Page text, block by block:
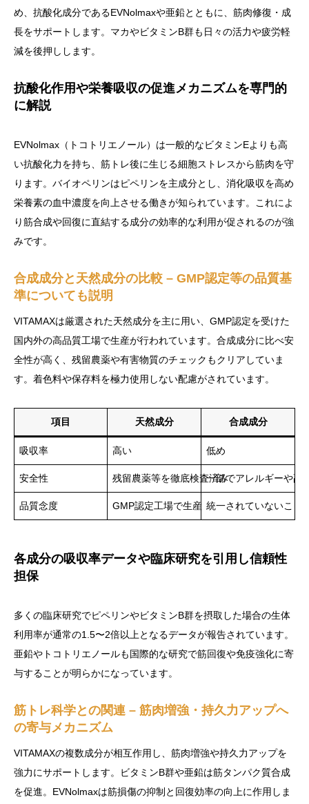
め、抗酸化成分であるEVNolmaxや亜鉛とともに、筋肉修復・成
長をサポートします。マカやビタミンB群も日々の活力や疲労軽
減を後押しします。
抗酸化作用や栄養吸収の促進メカニズムを専門的
に解説
EVNolmax（トコトリエノール）は一般的なビタミンEよりも高
い抗酸化力を持ち、筋トレ後に生じる細胞ストレスから筋肉を守
ります。バイオペリンはピペリンを主成分とし、消化吸収を高め
栄養素の血中濃度を向上させる働きが知られています。これによ
り筋合成や回復に直結する成分の効率的な利用が促されるのが強
みです。
合成成分と天然成分の比較 – GMP認定等の品質基
準についても説明
VITAMAXは厳選された天然成分を主に用い、GMP認定を受けた
国内外の高品質工場で生産が行われています。合成成分に比べ安
全性が高く、残留農薬や有害物質のチェックもクリアしていま
す。着色料や保存料を極力使用しない配慮がされています。
項目 天然成分 合成成分
吸収率 高い 低め
安全性 残留農薬等を徹底検査済み一部でアレルギーや副
品質念度 GMP認定工場で生産 統一されていないこと
各成分の吸収率データや臨床研究を引用し信頼性
担保
多くの臨床研究でピペリンやビタミンB群を摂取した場合の生体
利用率が通常の1.5〜2倍以上となるデータが報告されています。
亜鉛やトコトリエノールも国際的な研究で筋回復や免疫強化に寄
与することが明らかになっています。
筋トレ科学との関連 – 筋肉増強・持久力アップへ
の寄与メカニズム
VITAMAXの複数成分が相互作用し、筋肉増強や持久力アップを
強力にサポートします。ビタミンB群や亜鉛は筋タンパク質合成
を促進。EVNolmaxは筋損傷の抑制と回復効率の向上に作用しま